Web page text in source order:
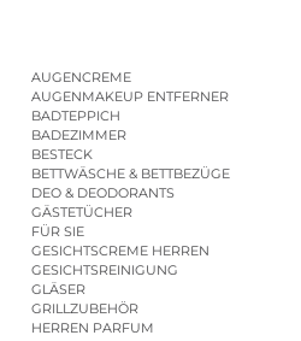
AUGENCREME
AUGENMAKEUP ENTFERNER
BADTEPPICH
BADEZIMMER
BESTECK
BETTWÄSCHE & BETTBEZÜGE
DEO & DEODORANTS
GÄSTETÜCHER
FÜR SIE
GESICHTSCREME HERREN
GESICHTSREINIGUNG
GLÄSER
GRILLZUBEHÖR
HERREN PARFUM